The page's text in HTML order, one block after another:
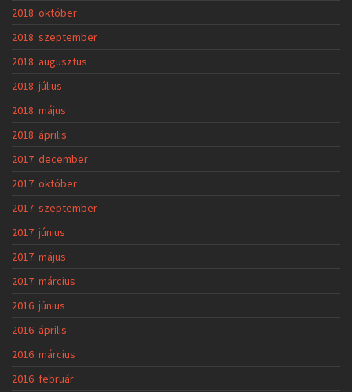
2018. október
2018. szeptember
2018. augusztus
2018. július
2018. május
2018. április
2017. december
2017. október
2017. szeptember
2017. június
2017. május
2017. március
2016. június
2016. április
2016. március
2016. február